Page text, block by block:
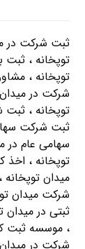
ثبت شرکت در
توپخانه ، ثبت
توپخانه ،
شرکت در
توپخانه ،
ثبت شرکت
سهامی عام در
توپخانه ، اخذ
میدان
شرکت میدان
ثبتی در
، موسسه ثبت